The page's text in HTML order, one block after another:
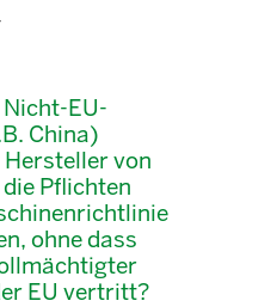
EU-
China)
von
Pflichten
ohne dass
EU vertritt?